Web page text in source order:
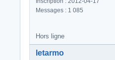
Messages : 1 085
Hors ligne
letarmo